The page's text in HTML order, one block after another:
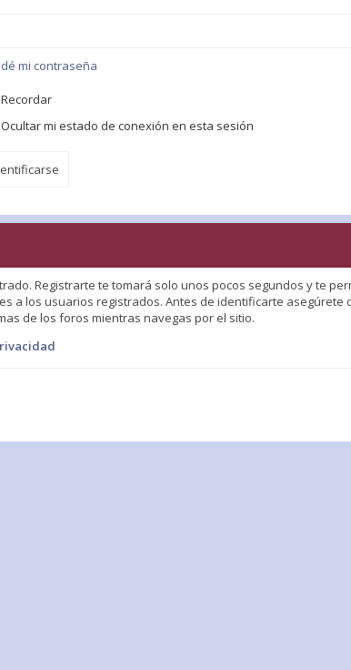
mi contraseña
Recordar
Ocultar mi estado de conexión en esta sesión
Registrarte te tomará solo unos pocos segundos y te
a los usuarios registrados. Antes de identificarte
de los foros mientras navegas por el sitio.